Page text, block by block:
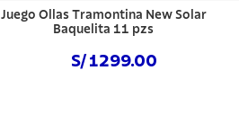
Juego Ollas Tramontina New Solar
Baquelita 11 pzs
S/ 1299.00